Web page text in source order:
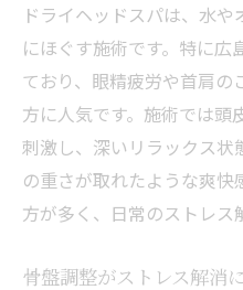
ドライヘッドスパは、水
にほぐす施術です。特に
ており、眼精疲労や首肩の
方に人気です。施術では頭
刺激し、深いリラックス状
の重さが取れたような爽
方が多く、日常のストレス
骨盤調整がストレス解消